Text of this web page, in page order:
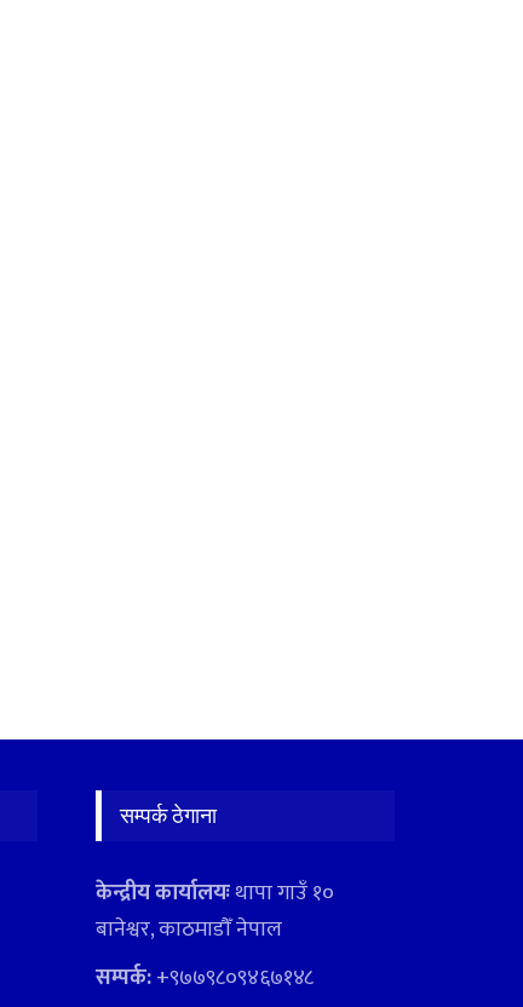
सम्पर्क ठेगाना
केन्द्रीय कार्यालयःथापा गाउँ १०
बानेश्वर, काठमाडौँ नेपाल
सम्पर्क:+९७७९८०९४६७१४८